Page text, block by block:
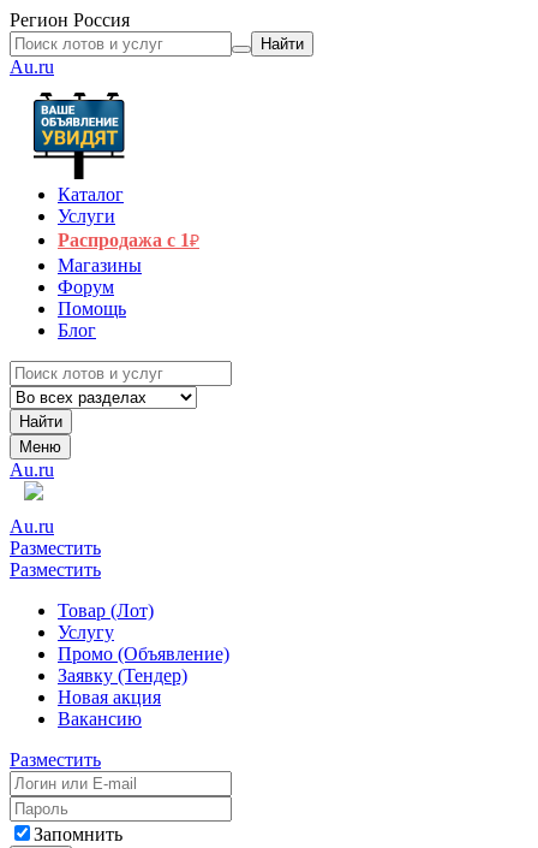
Регион Россия
Найти
Au.ru
Каталог
Услуги
Распродажа с 1₽
Магазины
Форум
Помощь
Блог
Найти
Меню
Au.ru
Au.ru
Разместить
Разместить
Товар (Лот)
Услугу
Промо (Объявление)
Заявку (Тендер)
Новая акция
Вакансию
Разместить
Запомнить